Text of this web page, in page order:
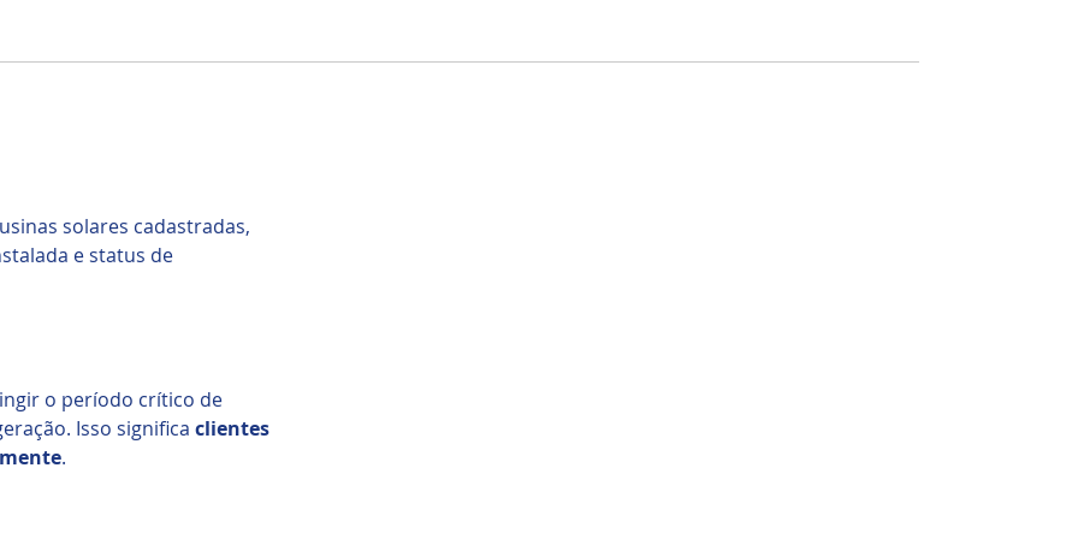
solares cadastradas,
e status de
o período crítico de
Isso significa clientes
.